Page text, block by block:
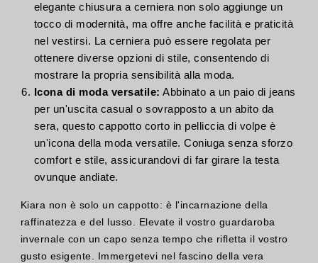
elegante chiusura a cerniera non solo aggiunge un
tocco di modernità, ma offre anche facilità e praticità
nel vestirsi. La cerniera può essere regolata per
ottenere diverse opzioni di stile, consentendo di
mostrare la propria sensibilità alla moda.
Icona di moda versatile: Abbinato a un paio di jeans
per un'uscita casual o sovrapposto a un abito da
sera, questo cappotto corto in pelliccia di volpe è
un'icona della moda versatile. Coniuga senza sforzo
comfort e stile, assicurandovi di far girare la testa
ovunque andiate.
Kiara non è solo un cappotto: è l'incarnazione della
raffinatezza e del lusso. Elevate il vostro guardaroba
invernale con un capo senza tempo che rifletta il vostro
gusto esigente. Immergetevi nel fascino della vera